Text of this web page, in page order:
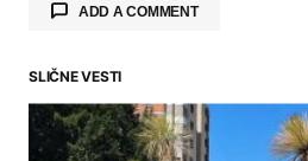
ADD A COMMENT
Your email address will not
Required fields are marked*
SLIČNE VESTI